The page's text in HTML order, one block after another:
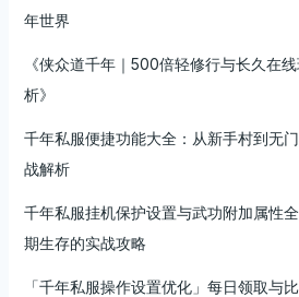
年世界
《侠众道千年｜500倍轻修行与长久在
析》
千年私服便捷功能大全：从新手村到无
战解析
千年私服挂机保护设置与武功附加属性
期生存的实战攻略
「千年私服操作设置优化」每日领取与